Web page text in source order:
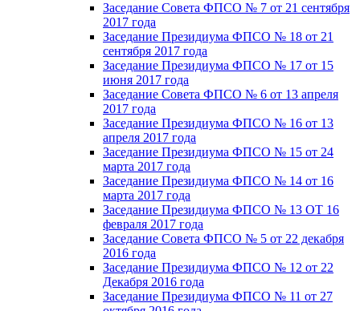
Заседание Совета ФПСО № 7 от 21 сентября
2017 года
Заседание Президиума ФПСО № 18 от 21
сентября 2017 года
Заседание Президиума ФПСО № 17 от 15
июня 2017 года
Заседание Совета ФПСО № 6 от 13 апреля
2017 года
Заседание Президиума ФПСО № 16 от 13
апреля 2017 года
Заседание Президиума ФПСО № 15 от 24
марта 2017 года
Заседание Президиума ФПСО № 14 от 16
марта 2017 года
Заседание Президиума ФПСО № 13 ОТ 16
февраля 2017 года
Заседание Совета ФПСО № 5 от 22 декабря
2016 года
Заседание Президиума ФПСО № 12 от 22
Декабря 2016 года
Заседание Президиума ФПСО № 11 от 27